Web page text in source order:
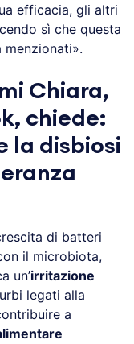
efficacia, gli altri
sì che questa
Chiara,
chiede:
la disbiosi
di batteri
il microbiota,
un’irritazione
legati alla
a